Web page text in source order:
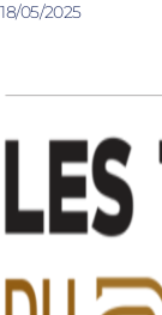
18/05/2025